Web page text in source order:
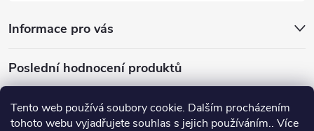
Tento web používá soubory cookie. Dalším procházením
tohoto webu vyjadřujete souhlas s jejich používáním.. Více
Informace pro vás
Poslední hodnocení produktů
Dávkovací lžička na mletou kávu 53132C8134